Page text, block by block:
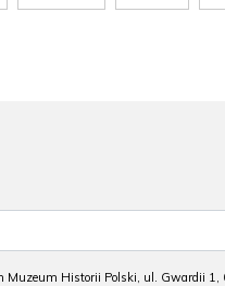
Muzeum Historii Polski, ul. Gwardii